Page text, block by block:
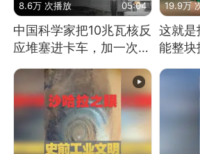
8.6万 次播放 05:04
中国科学家把10兆瓦核反
应堆塞进卡车，加一次燃
料能跑几十年
19.9万
这就是
能整块